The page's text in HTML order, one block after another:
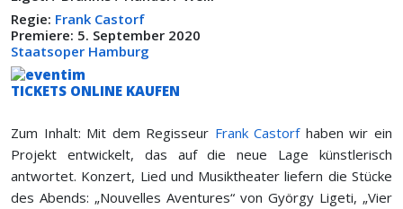
Regie: Frank Castorf
Premiere: 5. September 2020
Staatsoper Hamburg
TICKETS ONLINE KAUFEN
Zum Inhalt: Mit dem Regisseur Frank Castorfhaben wir ein
Projekt entwickelt, das auf die neue Lage künstlerisch
antwortet. Konzert, Lied und Musiktheater liefern die Stücke
des Abends: „Nouvelles Aventures“ von György Ligeti, „Vier